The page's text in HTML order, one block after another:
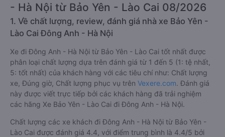
- Hà Nội từ Bảo Yên - Lào Cai 08/2026
1. Về chất lượng, review, đánh giá nhà xe Bảo Yên -
Lào Cai Đông Anh - Hà Nội
Xe đi Đông Anh - Hà Nội từ Bảo Yên - Lào Cai tốt nhất được
phân loại chất lượng dựa trên đánh giá từ 1 đến 5 (1: tệ nhất,
5: tốt nhất) của khách hàng với các tiêu chí như: Chất lượng
xe, Đúng giờ, Chất lượng phục vụ trên Vexere.com. Đánh giá
này được viết trực tiếp bởi các khách hàng đã trải nghiệm
các hãng Xe Bảo Yên - Lào Cai đi Đông Anh - Hà Nội.
Chất lượng các xe khách đi Đông Anh - Hà Nội từ Bảo Yên -
Lào Cai được đánh giá 4.4, với điểm trung bình là 4.4/5 bởi